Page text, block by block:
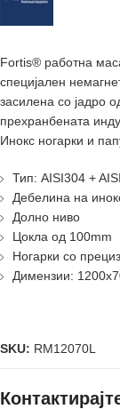
Fortis® работнa
специјален
засиленa со јадро
прехранбената
Инокс ногарки и
Тип: AISI304 +
Дебелина на
Долно ниво
Цокла од 100mm
Ногарки со
Димензии:
SKU: RM12070L